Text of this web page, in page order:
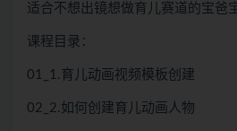
适合不想出镜想做育儿赛道的宝爸
课程目录：
01_1.育儿动画视频模板创建
02_2.如何创建育儿动画人物